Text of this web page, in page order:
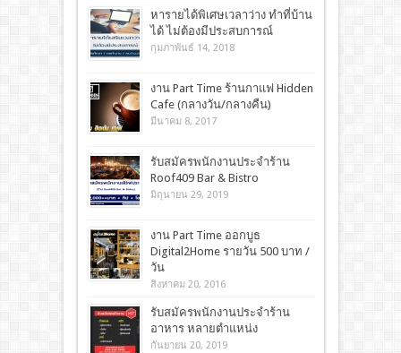
หารายได้พิเศษเวลาว่าง ทำที่บ้าน
ได้ ไม่ต้องมีประสบการณ์
กุมภาพันธ์ 14, 2018
งาน Part Time ร้านกาแฟ Hidden
Cafe (กลางวัน/กลางคืน)
มีนาคม 8, 2017
รับสมัครพนักงานประจำร้าน
Roof409 Bar & Bistro
มิถุนายน 29, 2019
งาน Part Time ออกบูธ
Digital2Home รายวัน 500 บาท /
วัน
สิงหาคม 20, 2016
รับสมัครพนักงานประจำร้าน
อาหาร หลายตำแหน่ง
กันยายน 20, 2019